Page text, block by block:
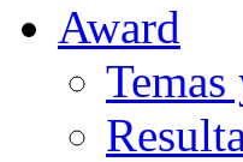
Award
Temas